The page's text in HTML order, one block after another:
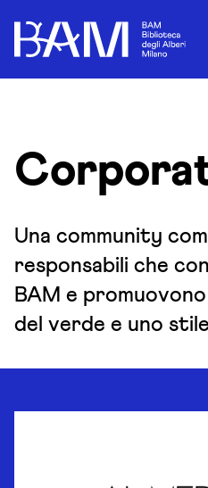
Una community
responsabili che
BAM e
del verde e uno